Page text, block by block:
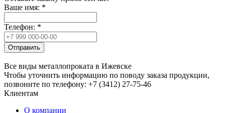
Ваше имя: *
Телефон: *
Отправить
Все виды металлопроката в Ижевске
Чтобы уточнить информацию по поводу заказа продукции,
позвоните по телефону: +7 (3412) 27-75-46
Клиентам
О компании